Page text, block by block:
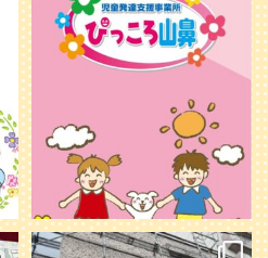
＼ 2026年6月1日 OPEN ／
...
25 0
『ぴっころ山鼻』オープンに向けて